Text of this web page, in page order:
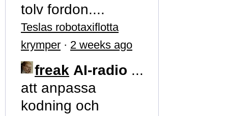
tolv fordon....
Teslas robotaxiflotta
krymper · 2 weeks ago
freak AI-radio ...
att anpassa
kodning och